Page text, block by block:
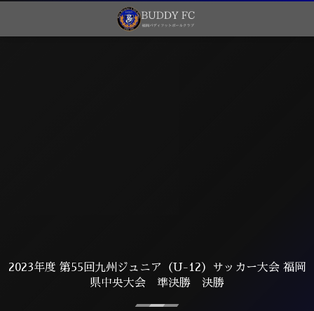
2023年度 第55回九州ジュニア（U-12）サッカー大会 福岡
県中央大会 準決勝 決勝